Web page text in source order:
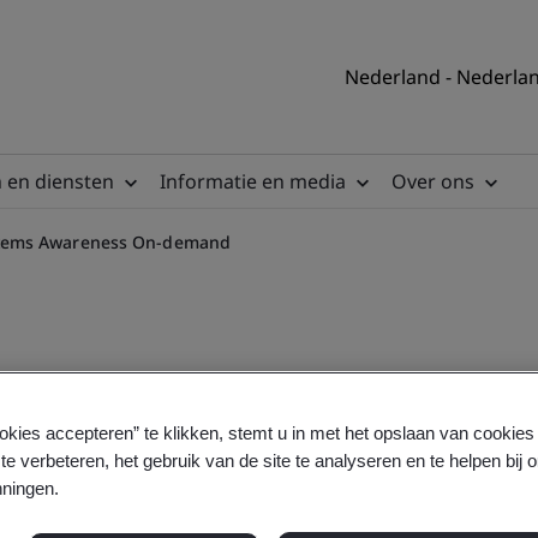
Nederland -
en diensten Informatie en media Over ons
Awareness On-demand
Management Systems
accepteren” te klikken, stemt u in met het opslaan van
verbeteren, het gebruik van de site te analyseren en te helpen bij